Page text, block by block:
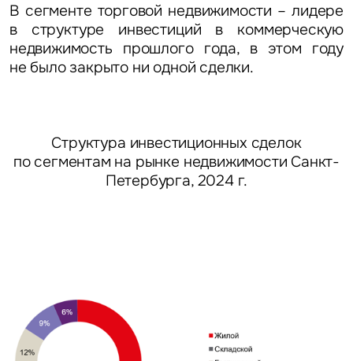
В сегменте торговой недвижимости – лидере
в структуре инвестиций в коммерческую
недвижимость прошлого года, в этом году
не было закрыто ни одной сделки.
Структура инвестиционных сделок
по сегментам на рынке недвижимости Санкт-
Петербурга, 2024 г.